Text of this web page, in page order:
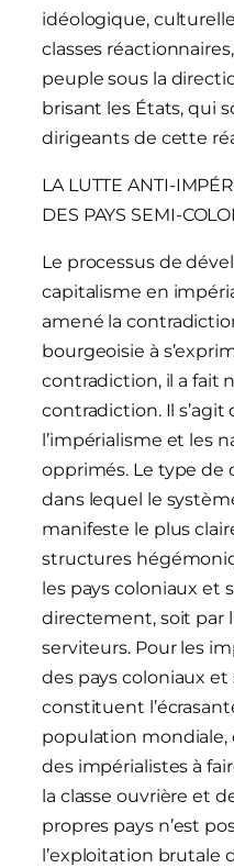
idéologique,
classes
peuple sous la
brisant les États, qui
dirigeants de cette
LA LUTTE ANTI-
DES PAYS SEMI-
Le processus de
capitalisme en
amené la
bourgeoisie à
contradiction, il a fait
contradiction. Il
l’impérialisme et les
opprimés. Le type de
dans lequel le
manifeste le plus
structures
les pays coloniaux et
directement, soit par
serviteurs. Pour les
des pays coloniaux
constituent
population mondiale,
des impérialistes à
la classe ouvrière et
propres pays n’est
l’exploitation brutale